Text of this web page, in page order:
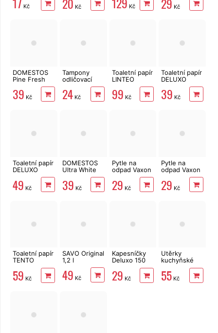
Kč
tyčinky 200
ks
Kč Kč
krabičce,
šedé květy
Kč
DOMESTOS
Pine Fresh
39 Kč
Tampony
odličovací
LINTEO 120
ks
24Kč
Toaletní papír
LINTEO
3vrstvý 16
rolí, 240 m
99 Kč
Toaletní papír
DELUXO
2vrstvý 8 rolí,
158 m
39 Kč
Toaletní papír
DELUXO
3vrstvý 8 rolí,
132 m
49 Kč
DOMESTOS
Ultra White
39 Kč
Pytle na
odpad Vaxon
60l, 20ks,
15µm, s uchy,
fialové
29 Kč
Pytle na
odpad Vaxon
60l, 20ks,
13µm, vázací,
fialové,
29 Kč
Toaletní papír
TENTO
3vrstvý 8 rolí,
144 m
59 Kč
SAVO Original
1,2 l
49 Kč
Kapesníčky
Deluxo 150
ks 3vrstvé v
krabičce,
zvířátka
29 Kč
Utěrky
kuchyňské
TENTO Extra
Strong
3vrstvé, 2
55 Kč